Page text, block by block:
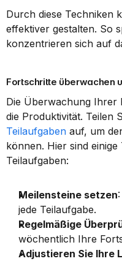
Durch diese Techniken
effektiver gestalten. So
konzentrieren sich auf
Fortschritte überwachen
Die Überwachung Ihrer
Teilaufgaben auf, um
können. Hier sind
Teilaufgaben:
Meilensteine setzen
jede Teilaufgabe.
Regelmäßige
wöchentlich Ihre
Adjustieren Sie Ihre